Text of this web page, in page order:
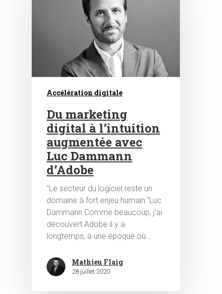
Accélération digitale
Du marketing
digital à l’intuition
augmentée avec
Luc Dammann
d’Adobe
"Le secteur du logiciel reste un
domaine à fort enjeu humain."Luc
Dammann Comme beaucoup, j'ai
découvert Adobe il y a
longtemps, à une époque où…
Mathieu Flaig
28 juillet 2020